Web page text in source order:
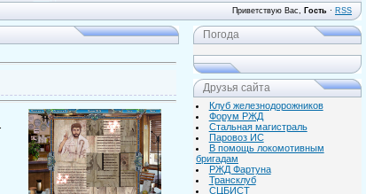
Приветствую Вас, Гость · RSS
Погода
Друзья сайта
Клуб железнодорожников
Форум РЖД
Стальная магистраль
Паровоз ИС
В помощь локомотивным
бригадам
РЖД Фартуна
Трансклуб
СЦБИСТ